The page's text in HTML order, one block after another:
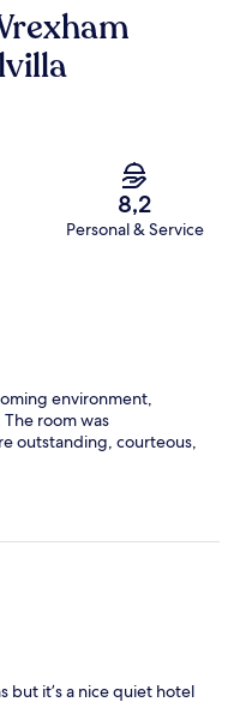
8,2
Personal & Service
environment,
room was
outstanding, courteous,
but it’s a nice quiet hotel